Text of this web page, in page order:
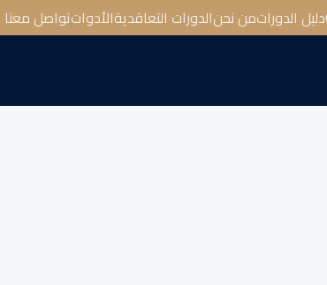
دليل الدوراتمن نحنالدورات التعاقديةالأدواتتواصل معنا